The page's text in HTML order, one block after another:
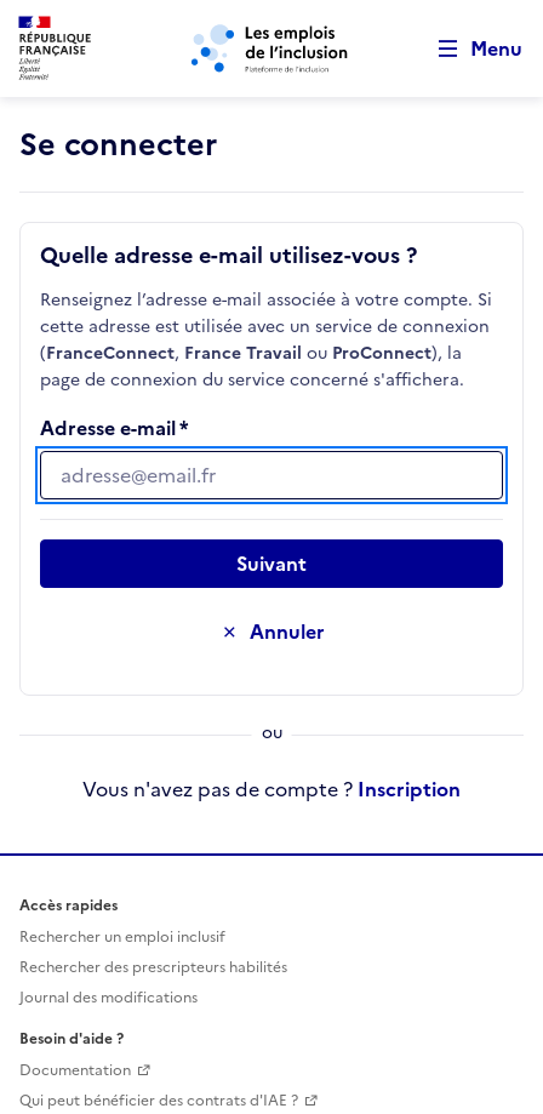
Aller au menu principal Aller au contenu principal
Menu
Se connecter
Quelle adresse e-mail utilisez-vous ?
Renseignez l’adresse e-mail associée à votre compte. Si
cette adresse est utilisée avec un service de connexion
(FranceConnect, France Travail ou ProConnect), la
page de connexion du service concerné s'affichera.
Adresse e-mail
Adresse e-mail
Annuler
Suivant
Vous n'avez pas de compte ? Inscription
Accès rapides
Rechercher un emploi inclusif
Rechercher des prescripteurs habilités
Journal des modifications
Besoin d'aide ?
Documentation
Qui peut bénéficier des contrats d'IAE ?
Retour au début de la page
Panneau de gestion des cookies